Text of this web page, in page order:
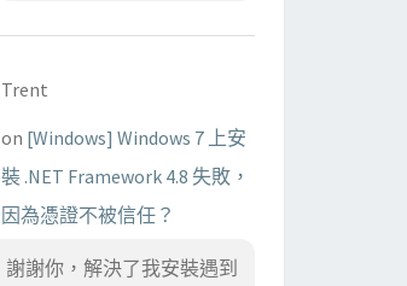
Trent
on [Windows] Windows 7 上安
裝 .NET Framework 4.8 失敗，
因為憑證不被信任？
謝謝你，解決了我安裝遇到